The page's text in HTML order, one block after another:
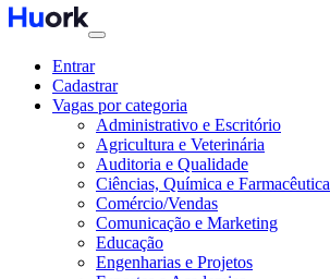
Entrar
Cadastrar
Vagas por categoria
Administrativo e Escritório
Agricultura e Veterinária
Auditoria e Qualidade
Ciências, Química e Farmacêutica
Comércio/Vendas
Comunicação e Marketing
Educação
Engenharias e Projetos